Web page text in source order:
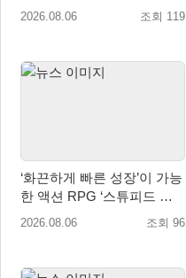
eShop 출시
2026.08.06 조회 119
‘화끈하게 빠른 성장’이 가능
한 액션 RPG ‘스튜피드 네
버 다이즈’ 패키지판 예약판
2026.08.06 조회 96